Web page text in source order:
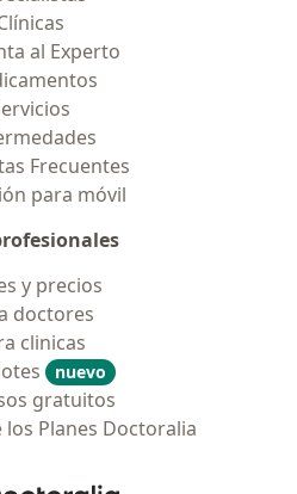
al Experto
Frecuentes
para móvil
y precios
doctores
clinicas
nuevo
gratuitos
los Planes Doctoralia
Doctoralia - Página de inicio